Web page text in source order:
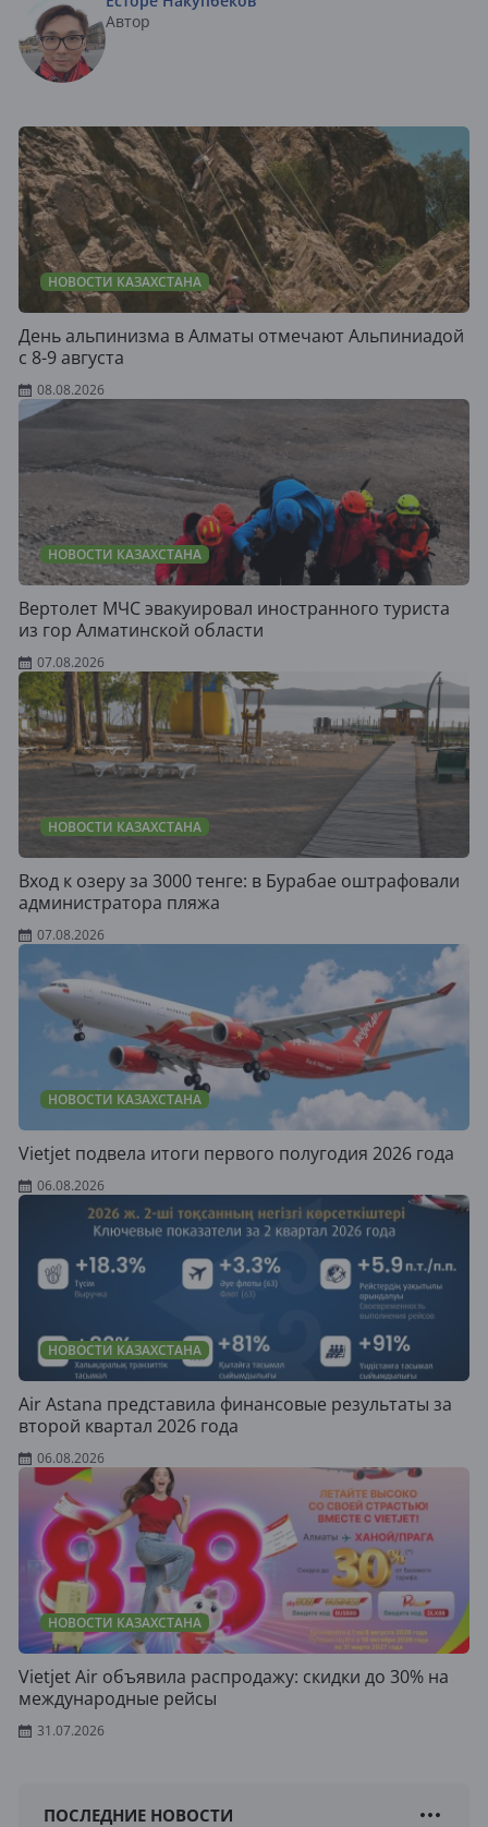
Автор
НОВОСТИ КАЗАХСТАНА
День альпинизма в Алматы отмечают Альпиниадой
с 8-9 августа
08.08.2026
НОВОСТИ КАЗАХСТАНА
Вертолет МЧС эвакуировал иностранного туриста
из гор Алматинской области
07.08.2026
НОВОСТИ КАЗАХСТАНА
Вход к озеру за 3000 тенге: в Бурабае оштрафовали
администратора пляжа
07.08.2026
НОВОСТИ КАЗАХСТАНА
Vietjet подвела итоги первого полугодия 2026 года
06.08.2026
НОВОСТИ КАЗАХСТАНА
Air Astana представила финансовые результаты за
второй квартал 2026 года
06.08.2026
НОВОСТИ КАЗАХСТАНА
Vietjet Air объявила распродажу: скидки до 30% на
международные рейсы
31.07.2026
ПОСЛЕДНИЕ НОВОСТИ